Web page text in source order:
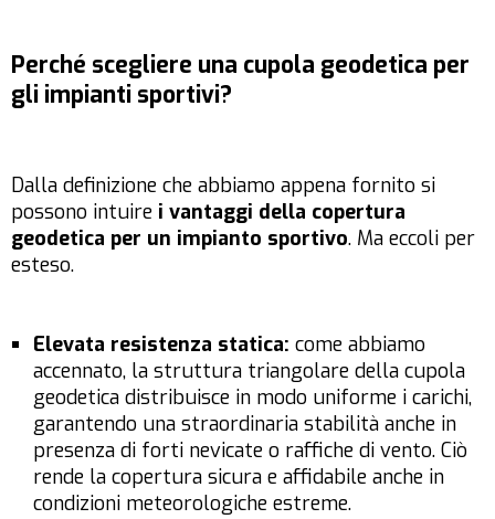
Perché scegliere una cupola geodetica per
gli impianti sportivi?
Dalla definizione che abbiamo appena fornito si
possono intuire i vantaggi della copertura
geodetica per un impianto sportivo. Ma eccoli per
esteso.
Elevata resistenza statica: come abbiamo
accennato, la struttura triangolare della cupola
geodetica distribuisce in modo uniforme i carichi,
garantendo una straordinaria stabilità anche in
presenza di forti nevicate o raffiche di vento. Ciò
rende la copertura sicura e affidabile anche in
condizioni meteorologiche estreme.